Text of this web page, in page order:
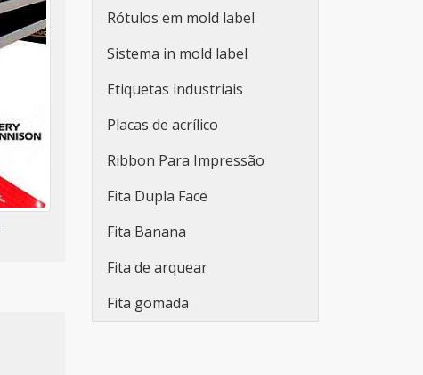
Adesivos personalizados
adesivas promocionais
Etiqueta adesiva redonda
personalizado
Etiqueta adesiva branca
Etiqueta adesiva branca a4
Lacre de segurança adesivo
Rótulos em mold label
Sistema in mold label
Etiquetas industriais
Placas de acrílico
Ribbon Para Impressão
Fita Dupla Face
Fita Banana
Fita de arquear
Fita gomada